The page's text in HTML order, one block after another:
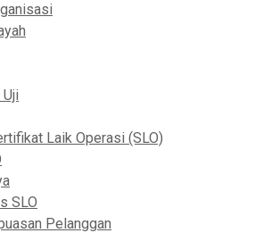
Laik Operasi (SLO)
SLO
Pelanggan